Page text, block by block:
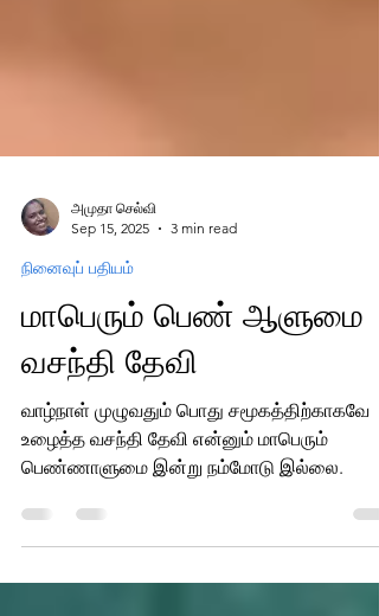
அமுதா செல்வி
Sep 15, 2025
நினைவுப் பதியம்
மாபெரும் பெண் ஆளுமை
வசந்தி தேவி
வாழ்நாள் முழுவதும் பொது சமூகத்திற்காகவே
உழைத்த வசந்தி தேவி என்னும் மாபெரும்